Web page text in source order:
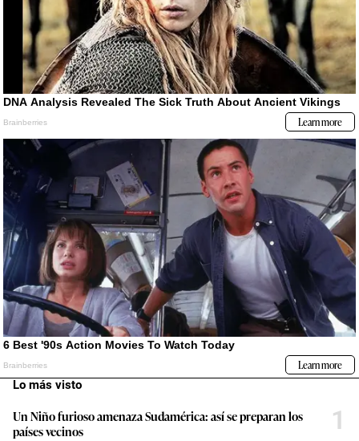
Lo más visto
Un Niño furioso amenaza Sudamérica: así se preparan los
países vecinos
1